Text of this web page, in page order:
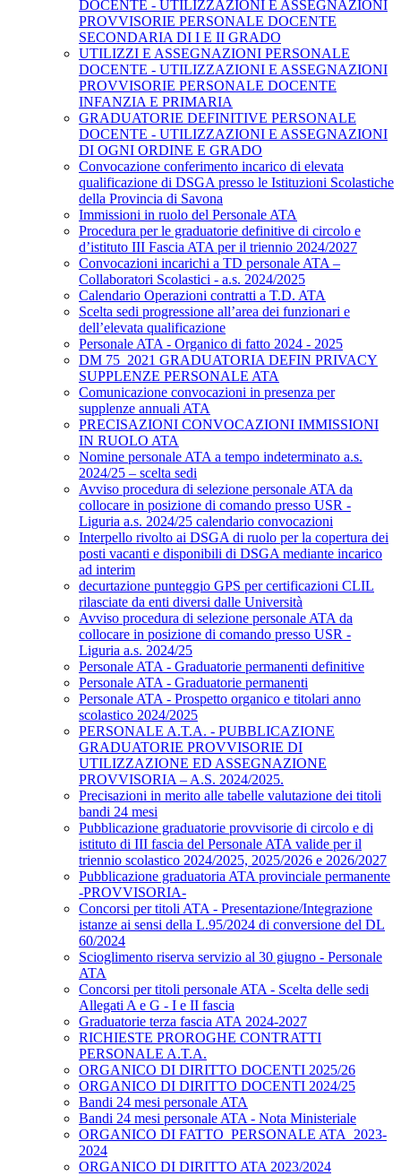
DOCENTE - UTILIZZAZIONI E ASSEGNAZIONI
PROVVISORIE PERSONALE DOCENTE
SECONDARIA DI I E II GRADO
UTILIZZI E ASSEGNAZIONI PERSONALE
DOCENTE - UTILIZZAZIONI E ASSEGNAZIONI
PROVVISORIE PERSONALE DOCENTE
INFANZIA E PRIMARIA
GRADUATORIE DEFINITIVE PERSONALE
DOCENTE - UTILIZZAZIONI E ASSEGNAZIONI
DI OGNI ORDINE E GRADO
Convocazione conferimento incarico di elevata
qualificazione di DSGA presso le Istituzioni Scolastiche
della Provincia di Savona
Immissioni in ruolo del Personale ATA
Procedura per le graduatorie definitive di circolo e
d’istituto III Fascia ATA per il triennio 2024/2027
Convocazioni incarichi a TD personale ATA –
Collaboratori Scolastici - a.s. 2024/2025
Calendario Operazioni contratti a T.D. ATA
Scelta sedi progressione all’area dei funzionari e
dell’elevata qualificazione
Personale ATA - Organico di fatto 2024 - 2025
DM 75_2021 GRADUATORIA DEFIN PRIVACY
SUPPLENZE PERSONALE ATA
Comunicazione convocazioni in presenza per
supplenze annuali ATA
PRECISAZIONI CONVOCAZIONI IMMISSIONI
IN RUOLO ATA
Nomine personale ATA a tempo indeterminato a.s.
2024/25 – scelta sedi
Avviso procedura di selezione personale ATA da
collocare in posizione di comando presso USR -
Liguria a.s. 2024/25 calendario convocazioni
Interpello rivolto ai DSGA di ruolo per la copertura dei
posti vacanti e disponibili di DSGA mediante incarico
ad interim
decurtazione punteggio GPS per certificazioni CLIL
rilasciate da enti diversi dalle Università
Avviso procedura di selezione personale ATA da
collocare in posizione di comando presso USR -
Liguria a.s. 2024/25
Personale ATA - Graduatorie permanenti definitive
Personale ATA - Graduatorie permanenti
Personale ATA - Prospetto organico e titolari anno
scolastico 2024/2025
PERSONALE A.T.A. - PUBBLICAZIONE
GRADUATORIE PROVVISORIE DI
UTILIZZAZIONE ED ASSEGNAZIONE
PROVVISORIA – A.S. 2024/2025.
Precisazioni in merito alle tabelle valutazione dei titoli
bandi 24 mesi
Pubblicazione graduatorie provvisorie di circolo e di
istituto di III fascia del Personale ATA valide per il
triennio scolastico 2024/2025, 2025/2026 e 2026/2027
Pubblicazione graduatoria ATA provinciale permanente
-PROVVISORIA-
Concorsi per titoli ATA - Presentazione/Integrazione
istanze ai sensi della L.95/2024 di conversione del DL
60/2024
Scioglimento riserva servizio al 30 giugno - Personale
ATA
Concorsi per titoli personale ATA - Scelta delle sedi
Allegati A e G - I e II fascia
Graduatorie terza fascia ATA 2024-2027
RICHIESTE PROROGHE CONTRATTI
PERSONALE A.T.A.
ORGANICO DI DIRITTO DOCENTI 2025/26
ORGANICO DI DIRITTO DOCENTI 2024/25
Bandi 24 mesi personale ATA
Bandi 24 mesi personale ATA - Nota Ministeriale
ORGANICO DI FATTO_PERSONALE ATA_2023-
2024
ORGANICO DI DIRITTO ATA 2023/2024